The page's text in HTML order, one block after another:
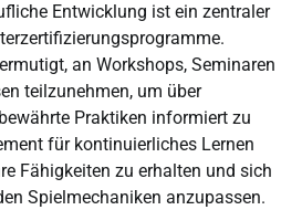
Entwicklung ist ein zentraler
an Workshops, Seminaren
teilzunehmen, um über
Praktiken informiert zu
für kontinuierliches Lernen
Fähigkeiten zu erhalten und sich
Spielmechaniken anzupassen.